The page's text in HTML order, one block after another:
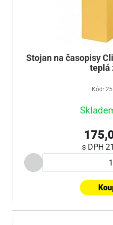
Stojan na časopisy
teplá
Kód:
s DPH